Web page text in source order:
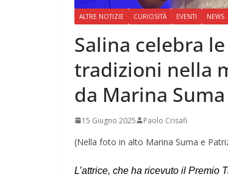
ALTRE NOTIZIE CURIOSITÀ EVENTI NEWS
Salina celebra
tradizioni nella
da Marina Suma
15 Giugno 2025 Paolo Crisafi
(Nella foto in alto Marina Suma e
L’attrice, che ha ricevuto il Premio